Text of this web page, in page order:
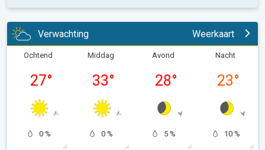
Verwachting Weerkaart
Ochtend
27°
0 %
Middag
33°
0 %
Avond
28°
5 %
Nacht
23°
10 %